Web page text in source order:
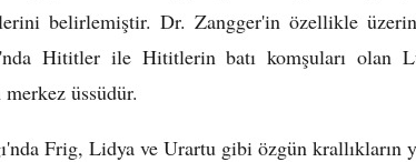
belirlemiştir. Dr. Zangger'in özellikle
Hititler ile Hititlerin batı komşuları olan
üssüdür.
Frig, Lidya ve Urartu gibi özgün krallıkların